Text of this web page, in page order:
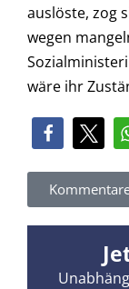
auslöste, zog
wegen
wäre ihr